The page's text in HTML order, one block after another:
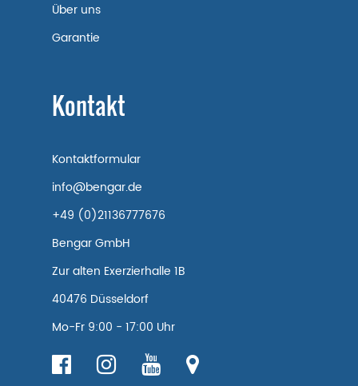
Über uns
Garantie
Kontakt
Kontaktformular
info@bengar.de
+49 (0)21136777676
Bengar GmbH
Zur alten Exerzierhalle 1B
40476 Düsseldorf
Mo-Fr 9:00 - 17:00 Uhr